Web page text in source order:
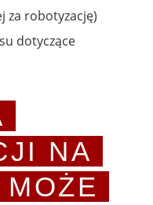
za robotyzację)
dotyczące
NA